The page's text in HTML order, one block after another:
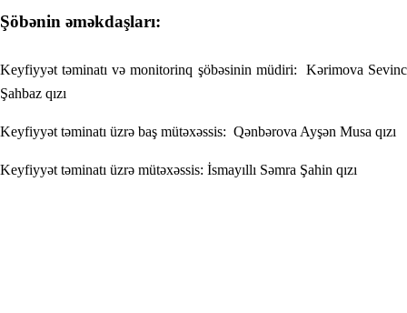
Şöbənin əməkdaşları:
Keyfiyyət təminatı və monitorinq şöbəsinin müdiri: Kərimova Sevinc
Şahbaz qızı
Keyfiyyət təminatı üzrə baş mütəxəssis: Qənbərova Ayşən Musa qızı
Keyfiyyət təminatı üzrə mütəxəssis: İsmayıllı Səmra Şahin qızı